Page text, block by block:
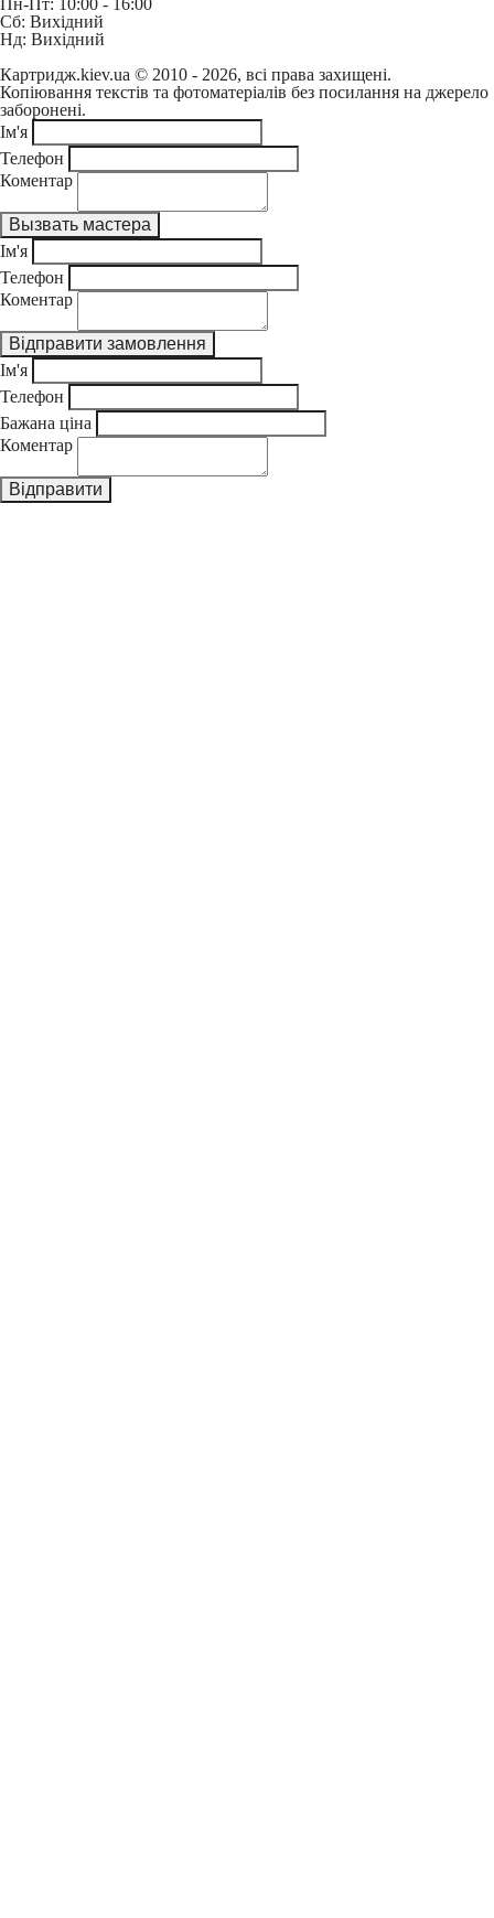
Пн-Пт: 10:00 - 16:00
Сб: Вихідний
Нд: Вихідний
Картридж.kiev.ua © 2010 - 2026, всі права захищені.
Копіювання текстів та фотоматеріалів без посилання на джерело
заборонені.
Ім'я
Телефон
Коментар
Ім'я
Телефон
Коментар
Ім'я
Телефон
Бажана ціна
Коментар